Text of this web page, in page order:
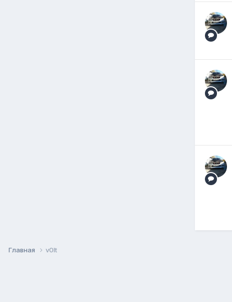
Главная v0lt